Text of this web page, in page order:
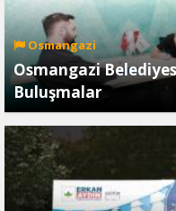
Osmangazi
Osmangazi
Buluşmalar